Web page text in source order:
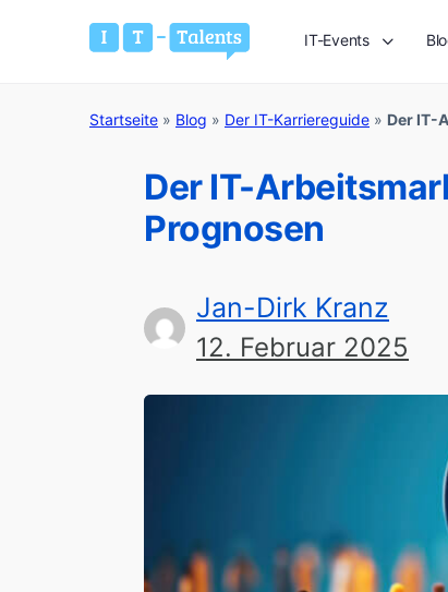
IT-Events
Startseite » Blog » Der IT-Karriereguide » Der IT-
Der IT-
Prognosen
Jan-Dirk Kranz
12. Februar 2025